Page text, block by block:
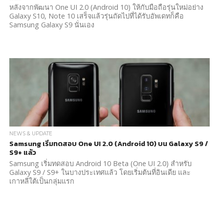
หลังจากพัฒนา One UI 2.0 (Android 10) ให้กับมือถือรุ่นใหม่อย่าง
Galaxy S10, Note 10 เสร็จแล้วรุ่นถัดไปที่ได้รับอัพเดทก็คือ
Samsung Galaxy S9 นั่นเอง
NEWS & UPDATE
Samsung เริ่มทดสอบ One UI 2.0 (Android 10) บน Galaxy S9 /
S9+ แล้ว
Samsung เริ่มทดสอบ Android 10 Beta (One UI 2.0) สำหรับ
Galaxy S9 / S9+ ในบางประเทศแล้ว โดยเริ่มต้นที่อินเดีย และ
เกาหลีใต้เป็นกลุ่มแรก